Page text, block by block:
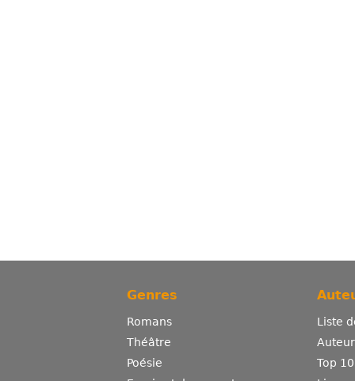
Genres
Romans
Théâtre
Poésie
Liste
Top